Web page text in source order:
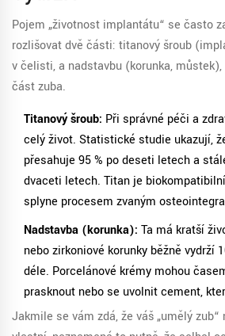
Pojem „životnost implantátu“ se často
rozlišovat dvě části: titanový šroub
v čelisti, a nadstavbu (korunka, můstek)
část zuba.
Titanový šroub: Při správné péči a
celý život. Statistické studie ukazují,
přesahuje 95 % po deseti letech a
dvaceti letech. Titan je
splyne procesem zvaným
Nadstavba (korunka): Ta má kratší
nebo zirkoniové korunky běžně vydrží
déle. Porcelánové krémy mohou
prasknout nebo se uvolnit cement,
Jakmile se vám zdá, že váš „umělý